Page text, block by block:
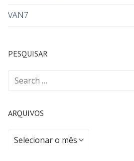
VAN7
PESQUISAR
ARQUIVOS